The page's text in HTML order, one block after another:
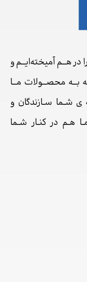
در هــم آمیخته‌ایــم و
محصــولات مــا
شـما سـازندگان و
هـم در کنـار شـما